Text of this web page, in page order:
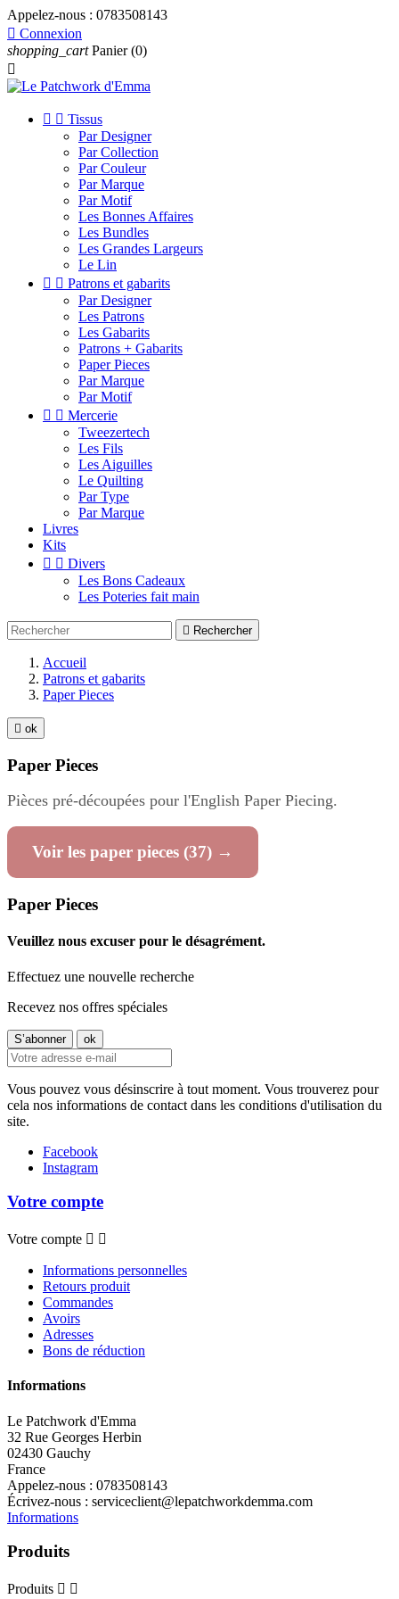
Appelez-nous : 0783508143
 Connexion
shopping_cart Panier (0)

  Tissus
Par Designer
Par Collection
Par Couleur
Par Marque
Par Motif
Les Bonnes Affaires
Les Bundles
Les Grandes Largeurs
Le Lin
  Patrons et gabarits
Par Designer
Les Patrons
Les Gabarits
Patrons + Gabarits
Paper Pieces
Par Marque
Par Motif
  Mercerie
Tweezertech
Les Fils
Les Aiguilles
Le Quilting
Par Type
Par Marque
Livres
Kits
  Divers
Les Bons Cadeaux
Les Poteries fait main
 Rechercher
Accueil
Patrons et gabarits
Paper Pieces
 ok
Paper Pieces
Pièces pré-découpées pour l'English Paper Piecing.
Voir les paper pieces (37) →
Paper Pieces
Veuillez nous excuser pour le désagrément.
Effectuez une nouvelle recherche
Recevez nos offres spéciales
Vous pouvez vous désinscrire à tout moment. Vous trouverez pour
cela nos informations de contact dans les conditions d'utilisation du
site.
Facebook
Instagram
Votre compte
Votre compte  
Informations personnelles
Retours produit
Commandes
Avoirs
Adresses
Bons de réduction
Informations
Le Patchwork d'Emma
32 Rue Georges Herbin
02430 Gauchy
France
Appelez-nous : 0783508143
Écrivez-nous : serviceclient@lepatchworkdemma.com
Informations
Produits
Produits  